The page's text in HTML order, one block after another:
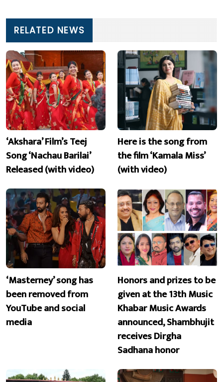
RELATED NEWS
‘Akshara’ Film’s Teej
Song ‘Nachau Barilai’
Released (with video)
Here is the song from
the film ‘Kamala Miss’
(with video)
‘Masterney’ song has
been removed from
YouTube and social
media
Honors and prizes to be
given at the 13th Music
Khabar Music Awards
announced, Shambhujit
receives Dirgha
Sadhana honor